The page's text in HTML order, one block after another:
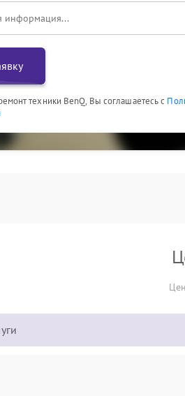
техники BenQ, Вы соглашаетесь с